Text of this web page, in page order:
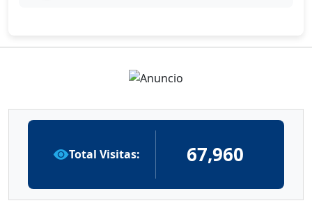
Total Visitas: 67,960